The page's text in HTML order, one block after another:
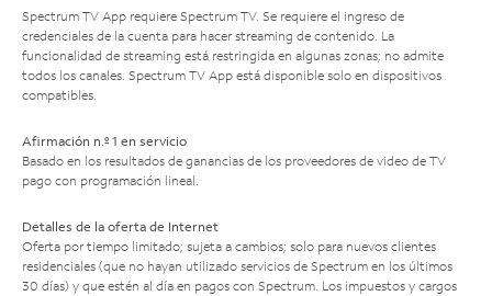
Spectrum TV App requiere Spectrum TV. Se requiere el ingreso de
credenciales de la cuenta para hacer streaming de contenido. La
funcionalidad de streaming está restringida en algunas zonas; no admite
todos los canales. Spectrum TV App está disponible solo en dispositivos
compatibles.
Afirmación n.º 1 en servicio
Basado en los resultados de ganancias de los proveedores de video de TV
pago con programación lineal.
Detalles de la oferta de Internet
Oferta por tiempo limitado; sujeta a cambios; solo para nuevos clientes
residenciales (que no hayan utilizado servicios de Spectrum en los últimos
30 días) y que estén al día en pagos con Spectrum. Los impuestos y cargos